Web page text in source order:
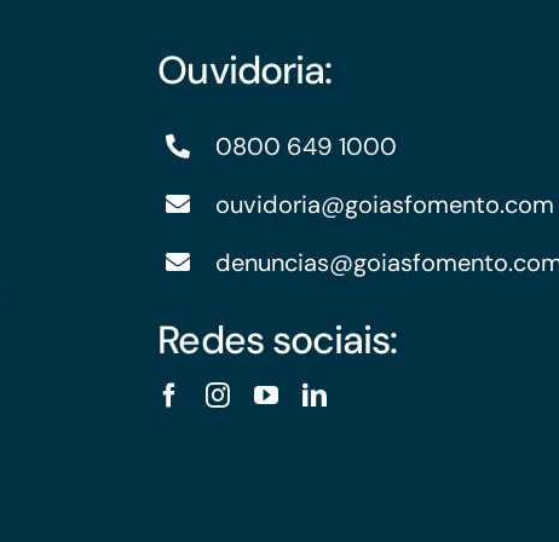
Ouvidoria:
0800 649 1000
ouvidoria@goiasfomento.com
Redes sociais: